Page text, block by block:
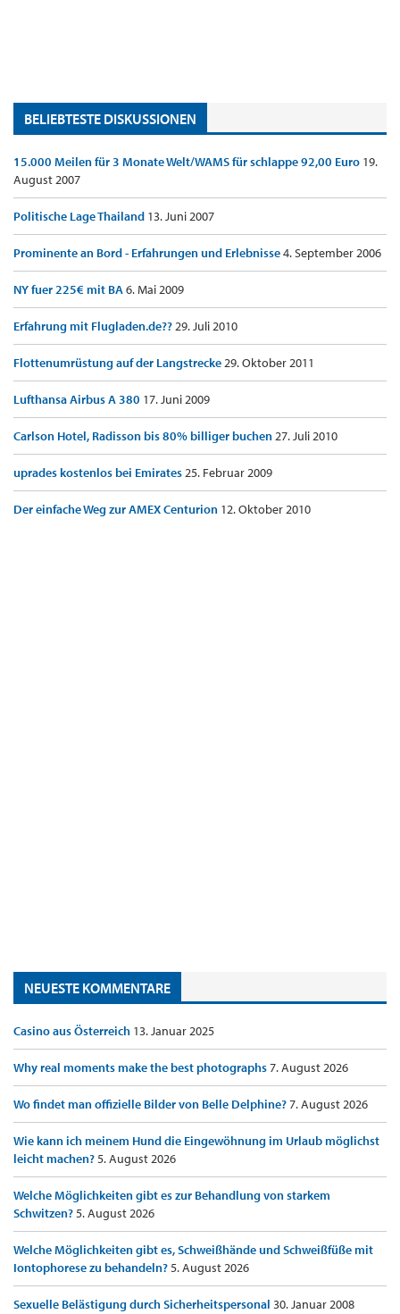
BELIEBTESTE DISKUSSIONEN
15.000 Meilen für 3 Monate Welt/WAMS für schlappe 92,00 Euro 19.
August 2007
Politische Lage Thailand 13. Juni 2007
Prominente an Bord - Erfahrungen und Erlebnisse4. September 2006
NY fuer 225€ mit BA6. Mai 2009
Erfahrung mit Flugladen.de??29. Juli 2010
Flottenumrüstung auf der Langstrecke29. Oktober 2011
Lufthansa Airbus A 380 17. Juni 2009
Carlson Hotel, Radisson bis 80% billiger buchen27. Juli 2010
uprades kostenlos bei Emirates25. Februar 2009
Der einfache Weg zur AMEX Centurion 12. Oktober 2010
NEUESTE KOMMENTARE
Casino aus Österreich 13. Januar 2025
Why real moments make the best photographs7. August 2026
Wo findet man offizielle Bilder von Belle Delphine?7. August 2026
Wie kann ich meinem Hund die Eingewöhnung im Urlaub möglichst
leicht machen?5. August 2026
Welche Möglichkeiten gibt es zur Behandlung von starkem
Schwitzen?5. August 2026
Welche Möglichkeiten gibt es, Schweißhände und Schweißfüße mit
Iontophorese zu behandeln?5. August 2026
Sexuelle Belästigung durch Sicherheitspersonal 30. Januar 2008